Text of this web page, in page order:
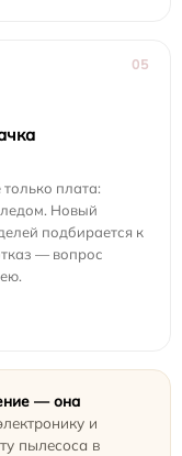
05
плата:
Новый
подбирается к
— вопрос
— она
и
пылесоса в